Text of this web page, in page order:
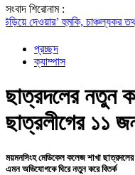
সংবাদ শিরোনাম :
দেওয়ার’ হুমকি, চাঞ্চল্যকর তথ্য ফাঁস
প্রচ্ছদ
ক্যাম্পাস
ছাত্রদলের নতুন
ছাত্রলীগের ১১
ময়মনসিংহ মেডিকেল কলেজ শাখা
এমন অভিযোগকে ঘিরে নতুন করে বিতর্ক